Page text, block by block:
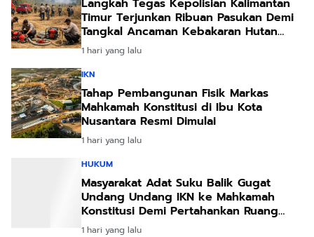
Langkah Tegas Kepolisian Kalimantan
Timur Terjunkan Ribuan Pasukan Demi
Tangkal Ancaman Kebakaran Hutan
Akibat Kemarau Ekstrem
1 hari yang lalu
IKN
Tahap Pembangunan Fisik Markas
Mahkamah Konstitusi di Ibu Kota
Nusantara Resmi Dimulai
1 hari yang lalu
HUKUM
Masyarakat Adat Suku Balik Gugat
Undang Undang IKN ke Mahkamah
Konstitusi Demi Pertahankan Ruang
Hidup Leluhur
1 hari yang lalu